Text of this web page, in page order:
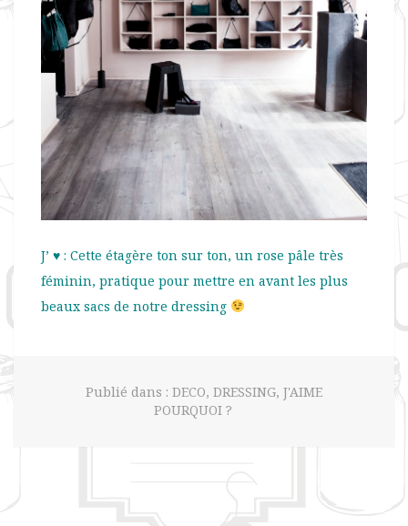
J’ ♥ : Cette étagère ton sur ton, un rose pâle très
féminin, pratique pour mettre en avant les plus
beaux sacs de notre dressing
Publié dans : DECO, DRESSING, J'AIME
POURQUOI ?